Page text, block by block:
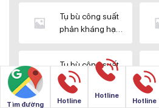
Tụ bù công suất
phản kháng hạ
Tụ bù công suất
phản kháng hạ
thế SHIZUKI
Tìm đường Hotline
Hotline
Hotline